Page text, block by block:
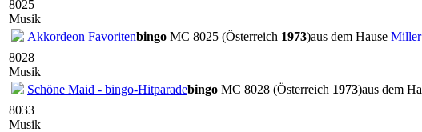
8025
Musik
Akkordeon Favoritenbingo MC 8025 (Österreich 1973)aus dem Hause Miller
8028
Musik
Schöne Maid - bingo-Hitparadebingo MC 8028 (Österreich 1973)aus dem
8033
Musik